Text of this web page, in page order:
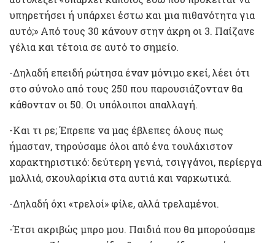
υπηρετήσει ή υπάρχει έστω και μια πιθανότητα για
αυτό;» Από τους 30 κάνουν στην άκρη οι 3. Παίζανε
γέλια και τέτοια σε αυτό το σημείο.
-Δηλαδή επειδή ρώτησα έναν μόνιμο εκεί, λέει ότι
στο σύνολο από τους 250 που παρουσιάζονταν θα
κάθονταν οι 50. Οι υπόλοιποι απαλλαγή.
-Και τι ρε; Έπρεπε να μας έβλεπες όλους πως
ήμασταν, τηρούσαμε όλοι από ένα τουλάχιστον
χαρακτηριστικό: δεύτερη γενιά, τσιγγάνοι, περίεργα
μαλλιά, σκουλαρίκια στα αυτιά και ναρκωτικά.
-Δηλαδή όχι «τρελοί» φίλε, αλλά τρελαμένοι.
-Έτσι ακριβώς μπρο μου. Παιδιά που θα μπορούσαμε